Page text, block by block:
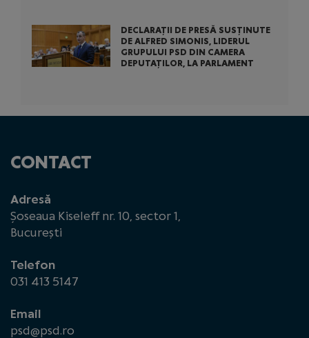
DECLARAȚII DE PRESĂ SUSȚINUTE
DE ALFRED SIMONIS, LIDERUL
GRUPULUI PSD DIN CAMERA
DEPUTAȚILOR, LA PARLAMENT
CONTACT
Adresă
Șoseaua Kiseleff nr. 10, sector 1,
București
Telefon
031 413 5147
Email
psd@psd.ro